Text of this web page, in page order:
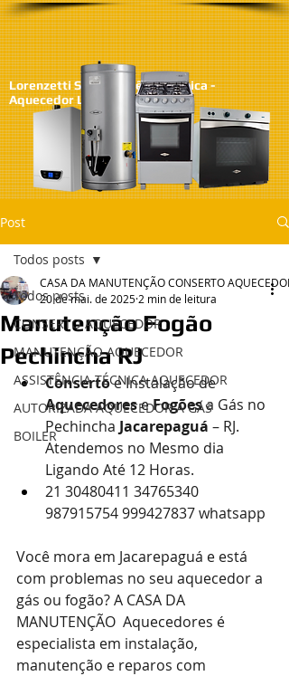
Lorenzetti SA - Assistêcia Técnica -
Aquecedor Lorenzetti
Post
Todos posts
CONSERTO AQUECEDOR
MANUTENÇÃO AQUECEDOR
ASSISTÊNCIA TÉCNICA AQUECEDOR
AUTORIZADA AQUECEDOR A GÁS
BOILER
Todos posts
Manutenção Fogão
Pechincha RJ
CASA DA MANUTENÇÃO CONSERTO
20 de mai. de 2025 2 min de leitura
Conserto e Instalação de
Aquecedores e Fogões a Gás no
Pechincha Jacarepaguá – RJ.
Atendemos no Mesmo dia
Ligando Até 12 Horas.
21 30480411 34765340
987915754 999427837 whatsapp
Você mora em Jacarepaguá e está
com problemas no seu aquecedor a
gás ou fogão? A CASA DA
MANUTENÇÃO  Aquecedores é
especialista em instalação,
manutenção e reparos com